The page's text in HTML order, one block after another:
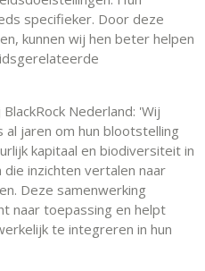
specifieker. Door deze
kunnen wij hen beter helpen
Nederland: 'Wij
jaren om hun blootstelling
kapitaal en biodiversiteit in
inzichten vertalen naar
Deze samenwerking
naar toepassing en helpt
te integreren in hun